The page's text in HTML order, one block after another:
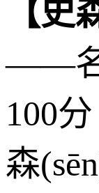
【史
——名
100分
森